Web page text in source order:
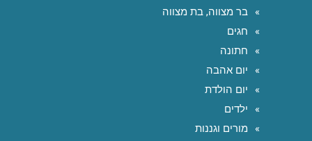
בר מצווה, בת מצווה
חגים
חתונה
יום אהבה
יום הולדת
ילדים
מורים וגננות